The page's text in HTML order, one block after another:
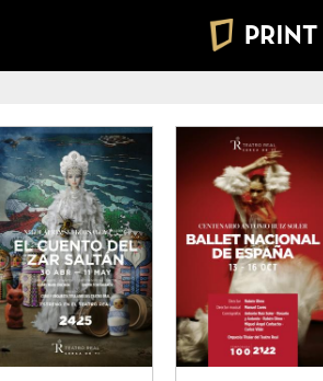
PRINT